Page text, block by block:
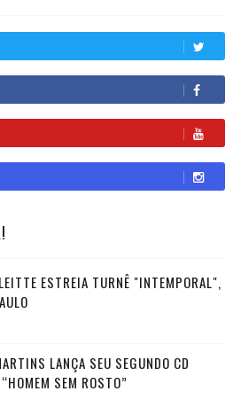
ESTREIA TURNÊ "INTEMPORAL",
LANÇA SEU SEGUNDO CD
SEM ROSTO”